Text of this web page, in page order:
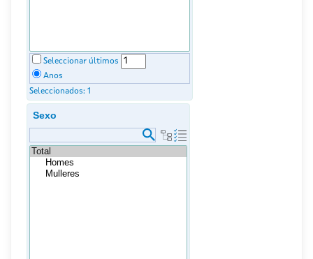
Seleccionar últimos
Anos
Seleccionados: 1
Sexo